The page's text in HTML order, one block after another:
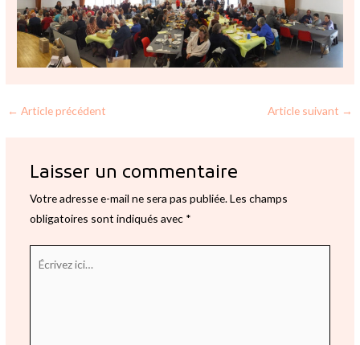
← Article précédent Article suivant →
Laisser un commentaire
Votre adresse e-mail ne sera pas publiée.Les champs
obligatoires sont indiqués avec *